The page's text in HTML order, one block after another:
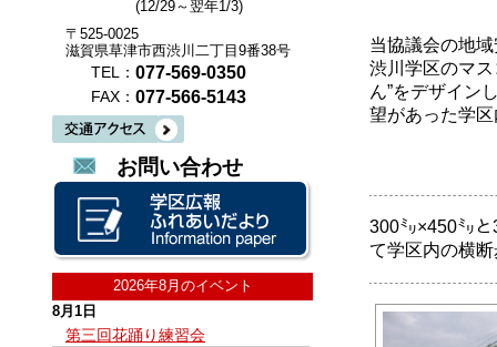
(12/29～翌年1/3)
〒525-0025
滋賀県草津市西渋川二丁目9番38号
TEL： 077-569-0350
FAX： 077-566-5143
お問い合わせ
2026年8月のイベント
8月1日
第三回花踊り練習会
当協議会の地
渋川学区のマ
ん”をデザイン
望があった学
300㍉×450㍉
て学区内の横